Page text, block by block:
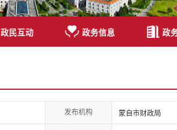
政民互动 政务信息 政
发布机构 蒙自市财政局